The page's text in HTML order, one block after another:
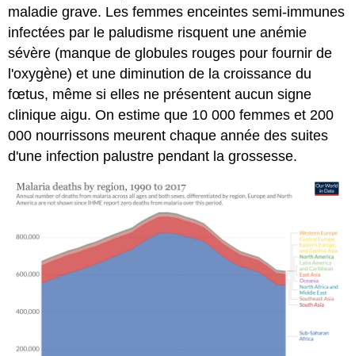
maladie grave. Les femmes enceintes semi-immunes
infectées par le paludisme risquent une anémie
sévère (manque de globules rouges pour fournir de
l'oxygène) et une diminution de la croissance du
fœtus, même si elles ne présentent aucun signe
clinique aigu. On estime que 10 000 femmes et 200
000 nourrissons meurent chaque année des suites
d'une infection palustre pendant la grossesse.